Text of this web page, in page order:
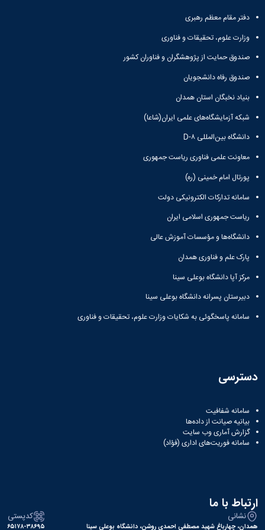
پژوهشی
تحصیلات
تکمیلی
کمیته
منتخب
ممیزی
کمیته
ترفیع
شورای
فرهنگی
دانشکده
آئین
نامه
ها
سمینارها
و
پایان
ها
آیین‌نامه‌های
معاونت
آموزشی
گروه
صنایع
گروه
نشریات
پژوهش
های
مهندسی
در
سیستم
Journal
of
Stress
Analysis
ارتباط
صنعت
کارآموزی
مراکز
مرتبط
ملی
نخبگان
شرکت
آئین
نامه ها
فرآیندها
آئین
نامه
نامه
های
پژوهشی
مکانیک
مهندسی
کامپیوتر
دفتر مقام معظم رهبری
وزارت علوم، تحقیقات و فناوری
صندوق حمایت از پژوهشگران و فناوران کشور
صندوق رفاه دانشجویان
بنیاد نخبگان استان همدان
شبکه آزمایشگاه‌های علمی ایران(شاعا)
دانشگاه بین‌المللی D-۸
معاونت علمی فناوری ریاست جمهوری
پورتال امام خمینی (ره)
سامانه تدارکات الکترونیکی دولت
ریاست جمهوری اسلامی ایران
دانشگاه‌ها و مؤسسات آموزش عالی
پارک علم و فناوری همدان
مرکز آپا دانشگاه بوعلی سینا
دبیرستان پسرانه دانشگاه بوعلی سینا
سامانه پاسخگوئی به شکایات وزارت علوم، تحقیقات و فناوری
دسترسی
سامانه شفافیت
بیانیه صیانت از داده‌ها
گزارش آماری وب‌ سایت
سامانه فوریت‌های اداری (فؤاد)
ارتباط با ما
نشانی
همدان، چهارباغ شهید مصطفی احمدی روشن، دانشگاه بوعلی سینا
کدپستی
۶۵۱۷۸-۳۸۶۹۵